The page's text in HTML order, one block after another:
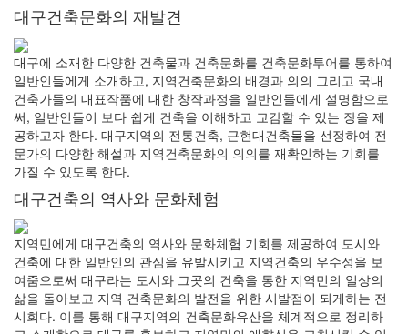
대구건축문화의 재발견
대구에 소재한 다양한 건축물과 건축문화를 건축문화투어를 통하여
일반인들에게 소개하고, 지역건축문화의 배경과 의의 그리고 국내
건축가들의 대표작품에 대한 창작과정을 일반인들에게 설명함으로
써, 일반인들이 보다 쉽게 건축을 이해하고 교감할 수 있는 장을 제
공하고자 한다. 대구지역의 전통건축, 근현대건축물을 선정하여 전
문가의 다양한 해설과 지역건축문화의 의의를 재확인하는 기회를
가질 수 있도록 한다.
대구건축의 역사와 문화체험
지역민에게 대구건축의 역사와 문화체험 기회를 제공하여 도시와
건축에 대한 일반인의 관심을 유발시키고 지역건축의 우수성을 보
여줌으로써 대구라는 도시와 그곳의 건축을 통한 지역민의 일상의
삶을 돌아보고 지역 건축문화의 발전을 위한 시발점이 되게하는 전
시회다. 이를 통해 대구지역의 건축문화유산을 체계적으로 정리하